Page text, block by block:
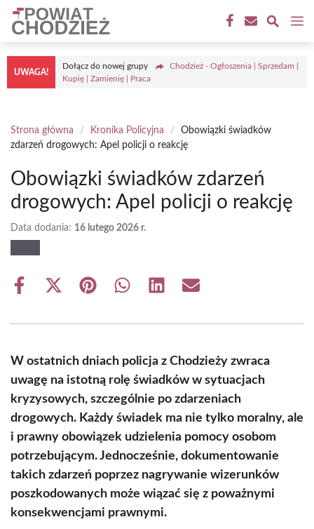
Przejdź
treści
UWAGA!
Dołącz do nowej grupy
Chodzież - Ogłoszenia | Sprzedam |
Kupię | Zamienię | Praca
Strona główna / Kronika Policyjna /
Obowiązki świadków
zdarzeń drogowych: Apel policji o reakcję
Obowiązki świadków zdarzeń
drogowych: Apel policji o reakcję
Data dodania: 16 lutego 2026 r.
Share
Share
(Twitter)
Share Share Share Share
W ostatnich dniach policja z Chodzieży zwraca
uwagę na istotną rolę świadków w sytuacjach
kryzysowych, szczególnie po zdarzeniach
drogowych. Każdy świadek ma nie tylko moralny, ale
i prawny obowiązek udzielenia pomocy osobom
potrzebującym. Jednocześnie, dokumentowanie
takich zdarzeń poprzez nagrywanie wizerunków
poszkodowanych może wiązać się z poważnymi
konsekwencjami prawnymi.